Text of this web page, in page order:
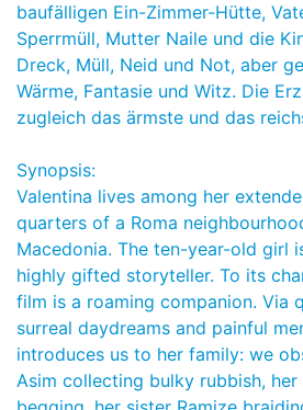
baufälligen Ein-Zimmer-Hütte,
Sperrmüll, Mutter Naile und die
Dreck, Müll, Neid und Not, aber
Wärme, Fantasie und Witz. Die
zugleich das ärmste und das
Synopsis:
Valentina lives among her
quarters of a Roma
Macedonia. The ten-year-old girl
highly gifted storyteller. To its
film is a roaming companion. Via
surreal daydreams and painful
introduces us to her family: we
Asim collecting bulky rubbish,